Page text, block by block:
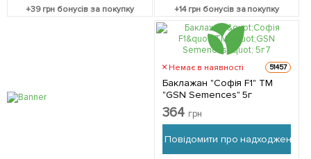
+39грн бонусів за покупку +14грн бонусів за покупку
Немає в наявності 51457
Баклажан "Софія F1" ТМ
"GSN Semences" 5г
364 грн
Повідомити про надходження